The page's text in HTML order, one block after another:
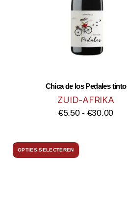
Chica de los Pedales tinto
ZUID-AFRIKA
€5.50 - €30.00
OPTIES SELECTEREN